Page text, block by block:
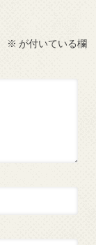
※ が付いている欄